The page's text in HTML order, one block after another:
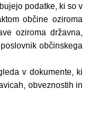
podatke, ki so v
občine oziroma
oziroma državna,
občinskega
v dokumente, ki
obveznostih in